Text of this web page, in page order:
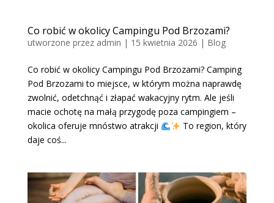
Co robić w okolicy Campingu Pod Brzozami?
utworzone przez admin | 15 kwietnia 2026 | Blog
Co robić w okolicy Campingu Pod Brzozami? Camping
Pod Brzozami to miejsce, w którym można naprawdę
zwolnić, odetchnąć i złapać wakacyjny rytm. Ale jeśli
macie ochotę na małą przygodę poza campingiem –
okolica oferuje mnóstwo atrakcji
To region, który
daje coś...